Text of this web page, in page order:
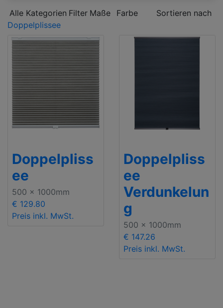
Alle Kategorien Filter Maße Farbe
Sortieren nach
Doppelplissee
Doppelpliss
ee
500 x 1000mm
€ 129.80
Preis inkl. MwSt.
Doppelpliss
ee
Verdunkelun
g
500 x 1000mm
€ 147.26
Preis inkl. MwSt.